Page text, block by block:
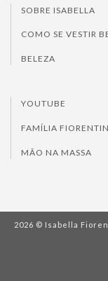
SOBRE ISABELLA
COMO SE VESTIR
BELEZA
YOUTUBE
FAMÍLIA
MÃO NA MASSA
2026 © Isabella